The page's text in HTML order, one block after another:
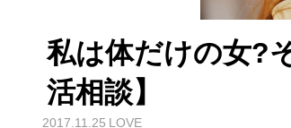
私は体だけの女?
活相談】
2017.11.25 LOVE